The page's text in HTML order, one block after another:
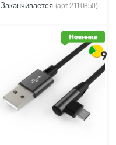
Заканчивается (арт:2110850)